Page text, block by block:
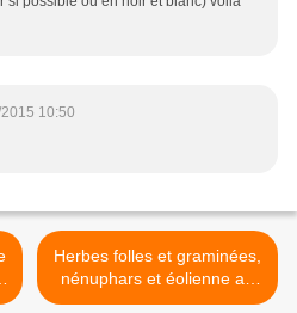
10:50
Herbes folles et graminées,
nénuphars et éolienne au
Parc Cardinet-Martin Luther